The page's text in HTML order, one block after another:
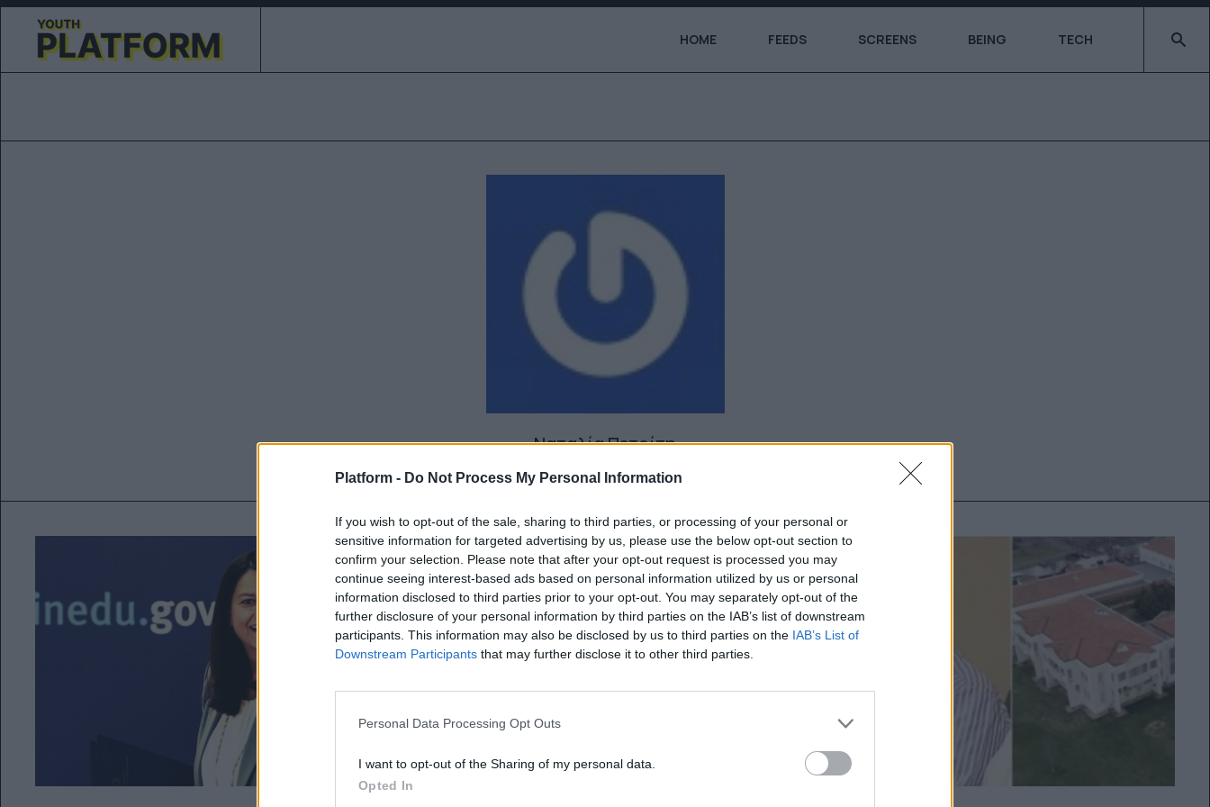
Platform - Do Not Process My Personal Information
If you wish to opt-out of the sale, sharing to third parties, or processing of your personal or
sensitive information for targeted advertising by us, please use the below opt-out section to
confirm your selection. Please note that after your opt-out request is processed you may
continue seeing interest-based ads based on personal information utilized by us or personal
information disclosed to third parties prior to your opt-out. You may separately opt-out of the
further disclosure of your personal information by third parties on the IAB’s list of downstream
participants. This information may also be disclosed by us to third parties on the IAB’s List of
Downstream Participants that may further disclose it to other third parties.
Personal Data Processing Opt Outs
I want to opt-out of the Sharing of my personal data.
Opted In
HOME FEEDS SCREENS BEING TECH Type
Ναταλία Πετρίτη